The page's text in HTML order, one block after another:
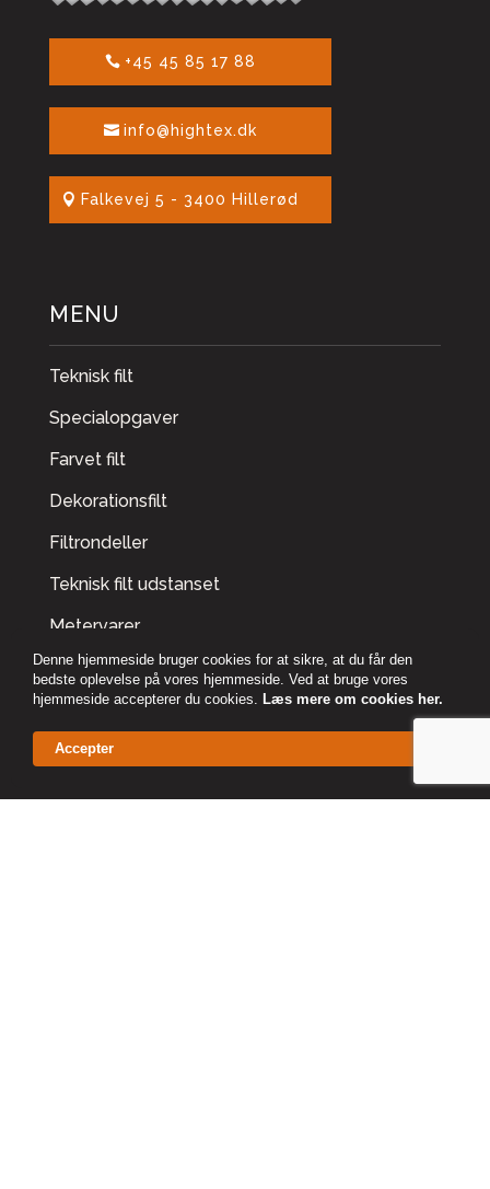
+45 45 85 17 88
info@hightex.dk
Falkevej 5 - 3400 Hillerød
MENU
Teknisk filt
Specialopgaver
Farvet filt
Dekorationsfilt
Filtrondeller
Teknisk filt udstanset
Metervarer
Om os
Kontakt
Denne hjemmeside bruger cookies for at sikre, at du får den
bedste oplevelse på vores hjemmeside. Ved at bruge vores
hjemmeside accepterer du cookies. Læs mere om cookies her.
Accepter